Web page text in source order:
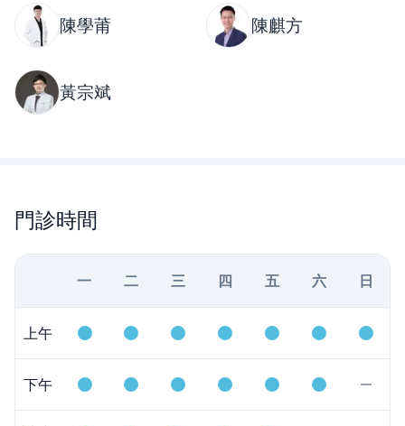
陳學莆 陳麒方
黃宗斌
門診時間
一 二 三 四 五 六 日
上午
下午